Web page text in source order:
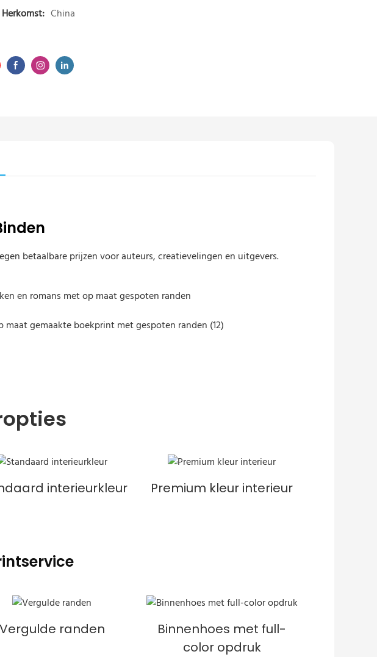
China
betaalbare prijzen voor auteurs, creatievelingen en uitgevers.
en romans met op maat gespoten randen
interieurkleur Premium kleur interieur
Vergulde randen
Binnenhoes met full-
color opdruk